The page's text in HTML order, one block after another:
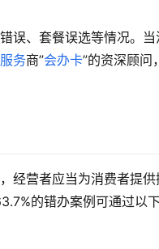
误、套餐误选等情况。当
务商”会办卡”的资深顾问
经营者应当为消费者提
的错办案例可通过以